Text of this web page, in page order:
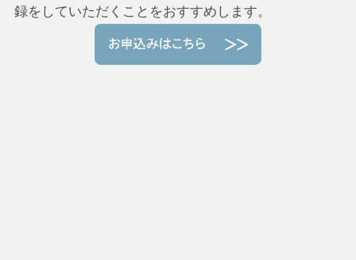
録をしていただくことをおすすめします。